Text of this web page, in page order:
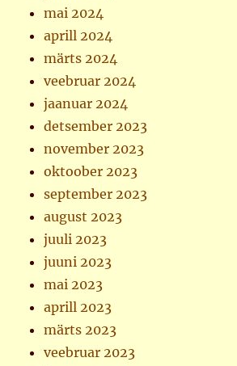
mai 2024
aprill 2024
märts 2024
veebruar 2024
jaanuar 2024
detsember 2023
november 2023
oktoober 2023
september 2023
august 2023
juuli 2023
juuni 2023
mai 2023
aprill 2023
märts 2023
veebruar 2023